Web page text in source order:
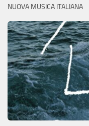
NUOVA MUSICA ITALIANA